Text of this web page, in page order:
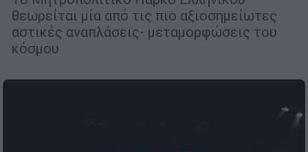
θεωρείται μία από τις πιο αξιοσημείωτες
αστικές αναπλάσεις- μεταμορφώσεις του
κόσμου